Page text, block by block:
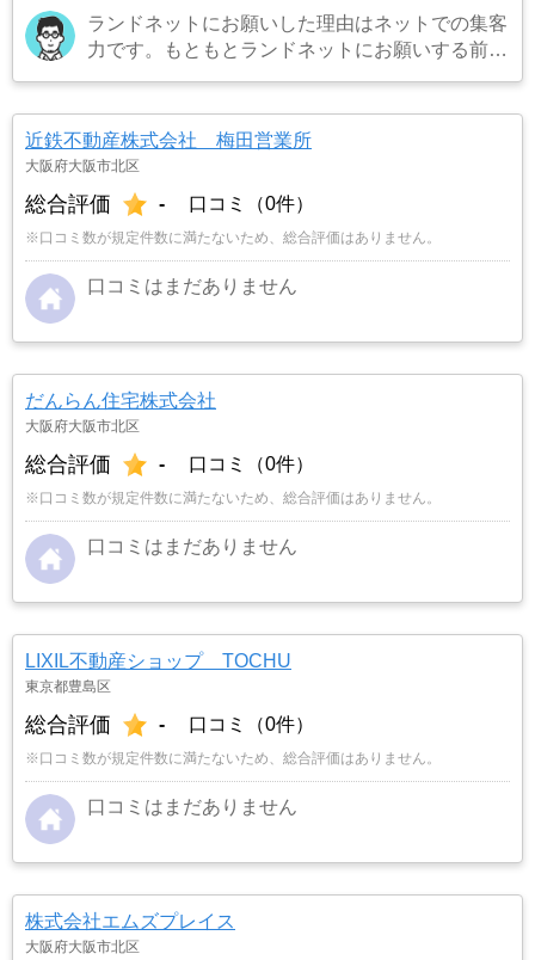
ランドネットにお願いした理由はネットでの集客
力です。もともとランドネットにお願いする前は
場がないことで地元の不動産屋では取り扱っても
らえませんでした。そこでそれまでに取引があ
した。 …もっと見る
近鉄不動産株式会社 梅田営業所
大阪府大阪市北区
総合評価 - 口コミ（0件）
※口コミ数が規定件数に満たないため、総合評価はありません。
口コミはまだありません
だんらん住宅株式会社
大阪府大阪市北区
総合評価 - 口コミ（0件）
※口コミ数が規定件数に満たないため、総合評価はありません。
口コミはまだありません
LIXIL不動産ショップ TOCHU
東京都豊島区
総合評価 - 口コミ（0件）
※口コミ数が規定件数に満たないため、総合評価はありません。
口コミはまだありません
株式会社エムズプレイス
大阪府大阪市北区